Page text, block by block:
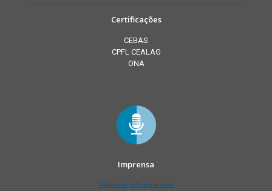
Certificações
CEBAS
CPFL CEALAG
ONA
Imprensa
Boletins Informativos